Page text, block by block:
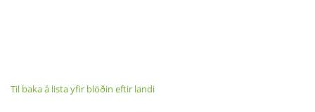
Til baka á lista yfir blöðin eftir landi